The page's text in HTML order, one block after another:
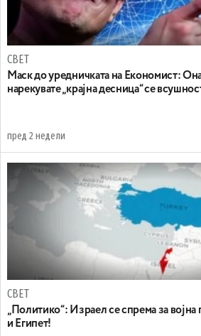
СВЕТ
Маск до уредничката на Економист:
нарекувате „крајна десница“ се
пред 2 недели
СВЕТ
„Политико“: Израел се спрема за војна
и Египет!